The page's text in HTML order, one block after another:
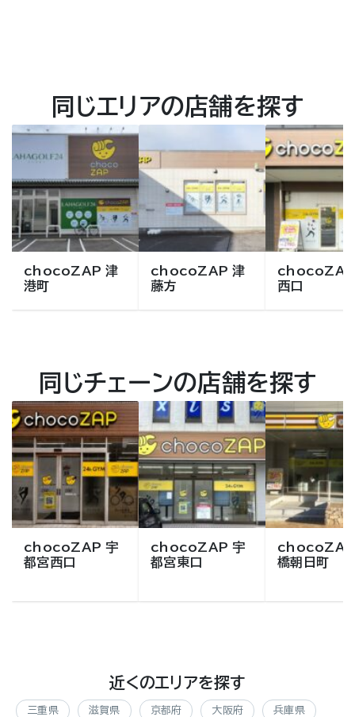
同じエリアの店舗を探す
chocoZAP 津
港町
chocoZAP 津
藤方
chocoZAP
西口
同じチェーンの店舗を探す
chocoZAP 宇
都宮西口
chocoZAP 宇
都宮東口
chocoZAP
橋朝日町
近くのエリアを探す
三重県 滋賀県 京都府 大阪府 兵庫県